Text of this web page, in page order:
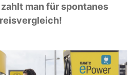
man für spontanes